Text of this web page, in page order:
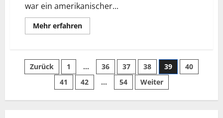
war ein amerikanischer...
Mehr erfahren
Zurück 1 … 36 37 38 39
40
41
42 … 54 Weiter